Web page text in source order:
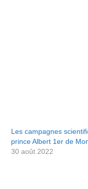
Les campagnes
prince Albert 1er de
30 août 2022